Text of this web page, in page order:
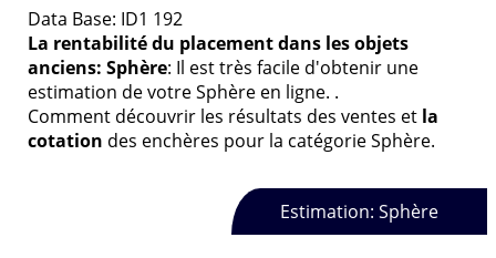
Data Base: ID1 192
La rentabilité du placement dans les objets
anciens: Sphère: Il est très facile d'obtenir une
estimation de votre Sphère en ligne. .
Comment découvrir les résultats des ventes et la
cotation des enchères pour la catégorie Sphère.
Estimation: Sphère